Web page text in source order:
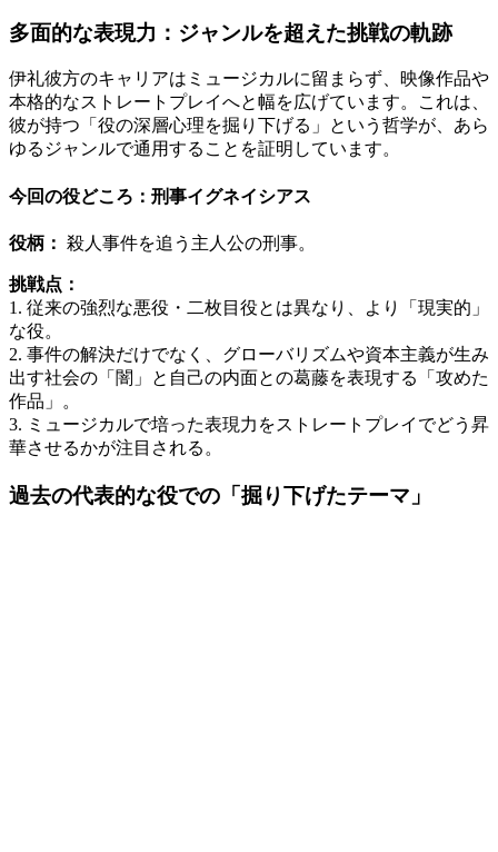
多面的な表現力：ジャンルを超えた挑戦の軌跡
伊礼彼方のキャリアはミュージカルに留まらず、映像作品や
本格的なストレートプレイへと幅を広げています。これは、
彼が持つ「役の深層心理を掘り下げる」という哲学が、あら
ゆるジャンルで通用することを証明しています。
今回の役どころ：刑事イグネイシアス
役柄： 殺人事件を追う主人公の刑事。
挑戦点：
1. 従来の強烈な悪役・二枚目役とは異なり、より「現実的」
な役。
2. 事件の解決だけでなく、グローバリズムや資本主義が生み
出す社会の「闇」と自己の内面との葛藤を表現する「攻めた
作品」。
3. ミュージカルで培った表現力をストレートプレイでどう昇
華させるかが注目される。
過去の代表的な役での「掘り下げたテーマ」